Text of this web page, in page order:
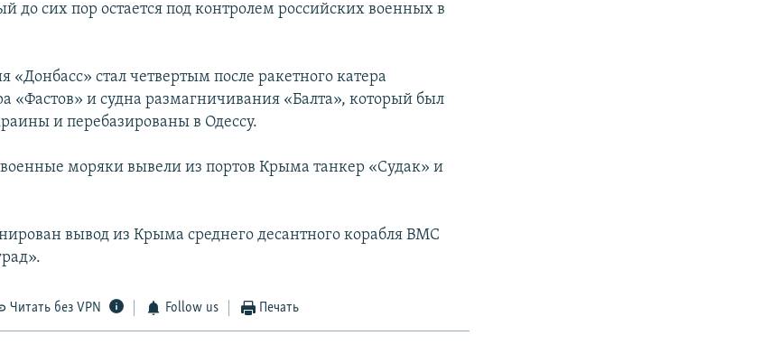
до сих пор остается под контролем российских военных в
«Донбасс» стал четвертым после ракетного катера
«Фастов» и судна размагничивания «Балта», который был
и перебазированы в Одессу.
моряки вывели из портов Крыма танкер «Судак» и
вывод из Крыма среднего десантного корабля ВМС
Читать без VPN Follow us Печать